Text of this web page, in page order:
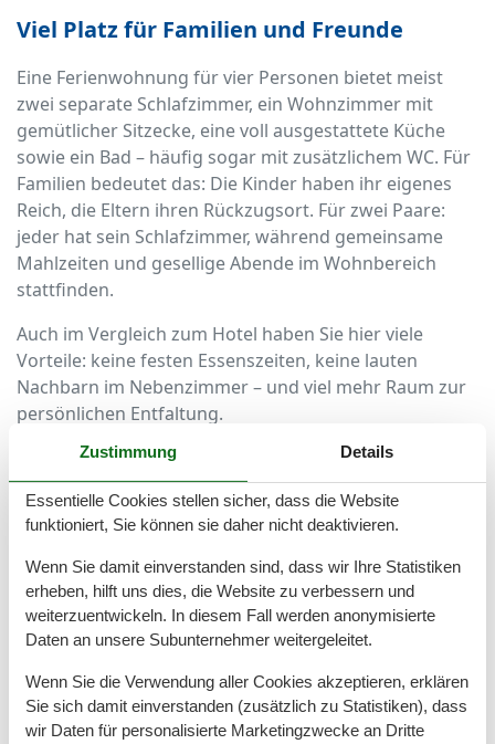
Viel Platz für Familien und Freunde
Eine Ferienwohnung für vier Personen bietet meist
zwei separate Schlafzimmer, ein Wohnzimmer mit
gemütlicher Sitzecke, eine voll ausgestattete Küche
sowie ein Bad – häufig sogar mit zusätzlichem WC. Für
Familien bedeutet das: Die Kinder haben ihr eigenes
Reich, die Eltern ihren Rückzugsort. Für zwei Paare:
jeder hat sein Schlafzimmer, während gemeinsame
Mahlzeiten und gesellige Abende im Wohnbereich
stattfinden.
Auch im Vergleich zum Hotel haben Sie hier viele
Vorteile: keine festen Essenszeiten, keine lauten
Nachbarn im Nebenzimmer – und viel mehr Raum zur
persönlichen Entfaltung.
Top-Lagen in Zinnowitz – zentral oder
ruhig im Grünen
Personen in verschiedensten Lagen – ganz nach Ihren
Vorlieben. Möchten Sie morgens direkt an den Strand
oder abends zu Fuß zum Restaurant? Dann ist eine
zentral gelegene Unterkunft nahe der Promenade
ideal.
Wenn Sie mehr Ruhe suchen, bieten sich Wohnungen
Zustimmung Details
Essentielle Cookies stellen sicher, dass die Website
funktioniert, Sie können sie daher nicht deaktivieren.
Wenn Sie damit einverstanden sind, dass wir Ihre Statistiken
erheben, hilft uns dies, die Website zu verbessern und
weiterzuentwickeln. In diesem Fall werden anonymisierte
Daten an unsere Subunternehmer weitergeleitet.
Wenn Sie die Verwendung aller Cookies akzeptieren, erklären
Sie sich damit einverstanden (zusätzlich zu Statistiken), dass
wir Daten für personalisierte Marketingzwecke an Dritte